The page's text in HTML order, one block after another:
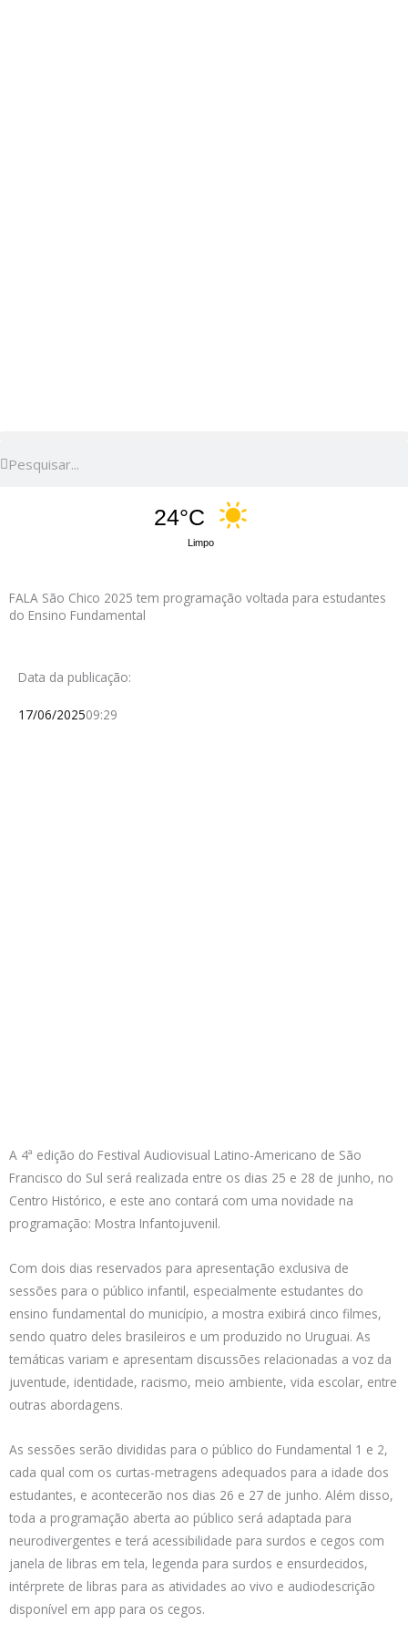
24°C
Limpo
FALA São Chico 2025 tem programação voltada para estudantes
do Ensino Fundamental
Data da publicação:
17/06/202509:29
A 4ª edição do Festival Audiovisual Latino-Americano de São
Francisco do Sul será realizada entre os dias 25 e 28 de junho, no
Centro Histórico, e este ano contará com uma novidade na
programação: Mostra Infantojuvenil.
Com dois dias reservados para apresentação exclusiva de
sessões para o público infantil, especialmente estudantes do
ensino fundamental do município, a mostra exibirá cinco filmes,
sendo quatro deles brasileiros e um produzido no Uruguai. As
temáticas variam e apresentam discussões relacionadas a voz da
juventude, identidade, racismo, meio ambiente, vida escolar, entre
outras abordagens.
As sessões serão divididas para o público do Fundamental 1 e 2,
cada qual com os curtas-metragens adequados para a idade dos
estudantes, e acontecerão nos dias 26 e 27 de junho. Além disso,
toda a programação aberta ao público será adaptada para
neurodivergentes e terá acessibilidade para surdos e cegos com
janela de libras em tela, legenda para surdos e ensurdecidos,
intérprete de libras para as atividades ao vivo e audiodescrição
disponível em app para os cegos.